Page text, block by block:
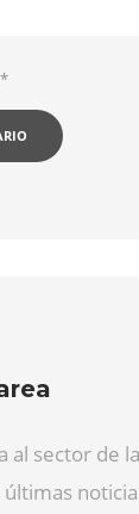
*
al sector de